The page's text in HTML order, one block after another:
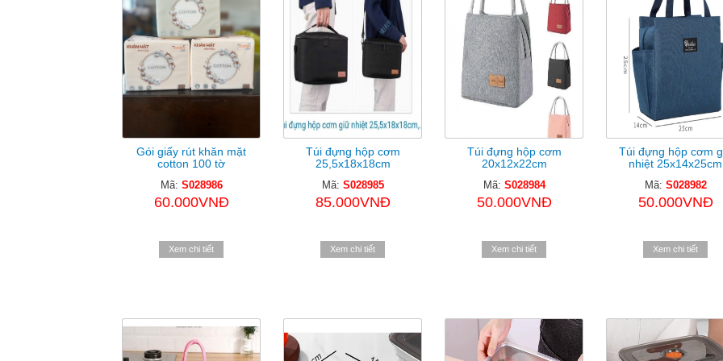
Gói giấy rút khăn mặt
cotton 100 tờ
Mã: S028986
60.000VNĐ
Xem chi tiết
Túi đựng hộp cơm
25,5x18x18cm
Mã: S028985
85.000VNĐ
Xem chi tiết
Túi đựng hộp cơm
20x12x22cm
Mã: S028984
50.000VNĐ
Xem chi tiết
Túi đựng hộp cơm
nhiệt 25x14x25cm
Mã: S028982
50.000VNĐ
Xem chi tiết